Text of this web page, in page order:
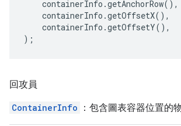
containerInfo .getAnchorRow(),
containerInfo .getOffsetX(),
containerInfo .getOffsetY(),
);
回攻員
ContainerInfo ：包含圖表容器位置的物